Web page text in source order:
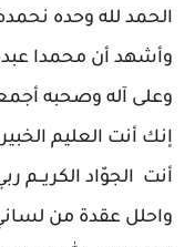
الحمد لله وحده
وأشهد أن محمدا
وعلى آله وصحبه
إنك أنت العليم
أنت الجوّاد
واحلل عقدة من